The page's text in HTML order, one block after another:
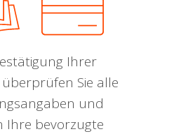
Ihrer
Sie alle
und
Ihre bevorzugte